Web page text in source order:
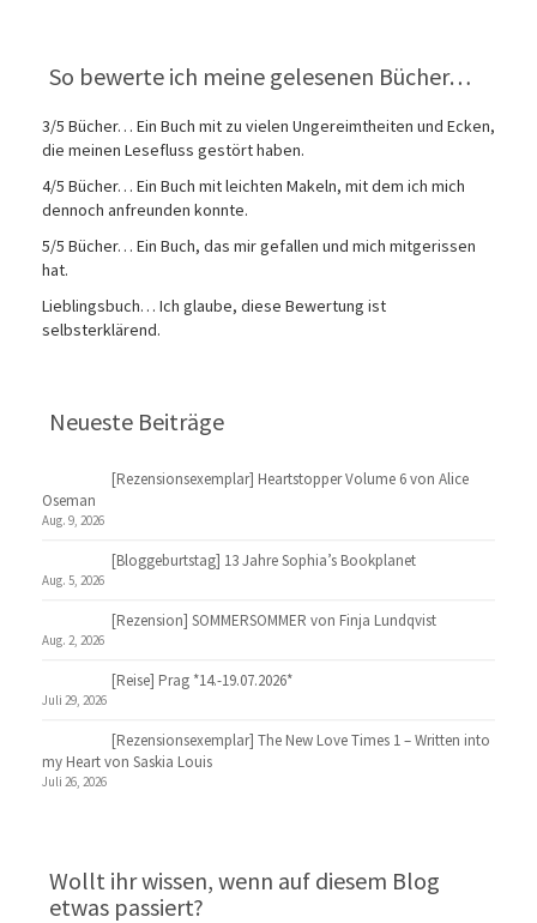
So bewerte ich meine gelesenen Bücher…
3/5 Bücher… Ein Buch mit zu vielen Ungereimtheiten und Ecken,
die meinen Lesefluss gestört haben.
4/5 Bücher… Ein Buch mit leichten Makeln, mit dem ich mich
dennoch anfreunden konnte.
5/5 Bücher… Ein Buch, das mir gefallen und mich mitgerissen
hat.
Lieblingsbuch… Ich glaube, diese Bewertung ist
selbsterklärend.
Neueste Beiträge
[Rezensionsexemplar] Heartstopper Volume 6 von Alice
Oseman
Aug. 9, 2026
[Bloggeburtstag] 13 Jahre Sophia’s Bookplanet
Aug. 5, 2026
[Rezension] SOMMERSOMMER von Finja Lundqvist
Aug. 2, 2026
[Reise] Prag *14.-19.07.2026*
Juli 29, 2026
[Rezensionsexemplar] The New Love Times 1 – Written into
my Heart von Saskia Louis
Juli 26, 2026
Wollt ihr wissen, wenn auf diesem Blog
etwas passiert?